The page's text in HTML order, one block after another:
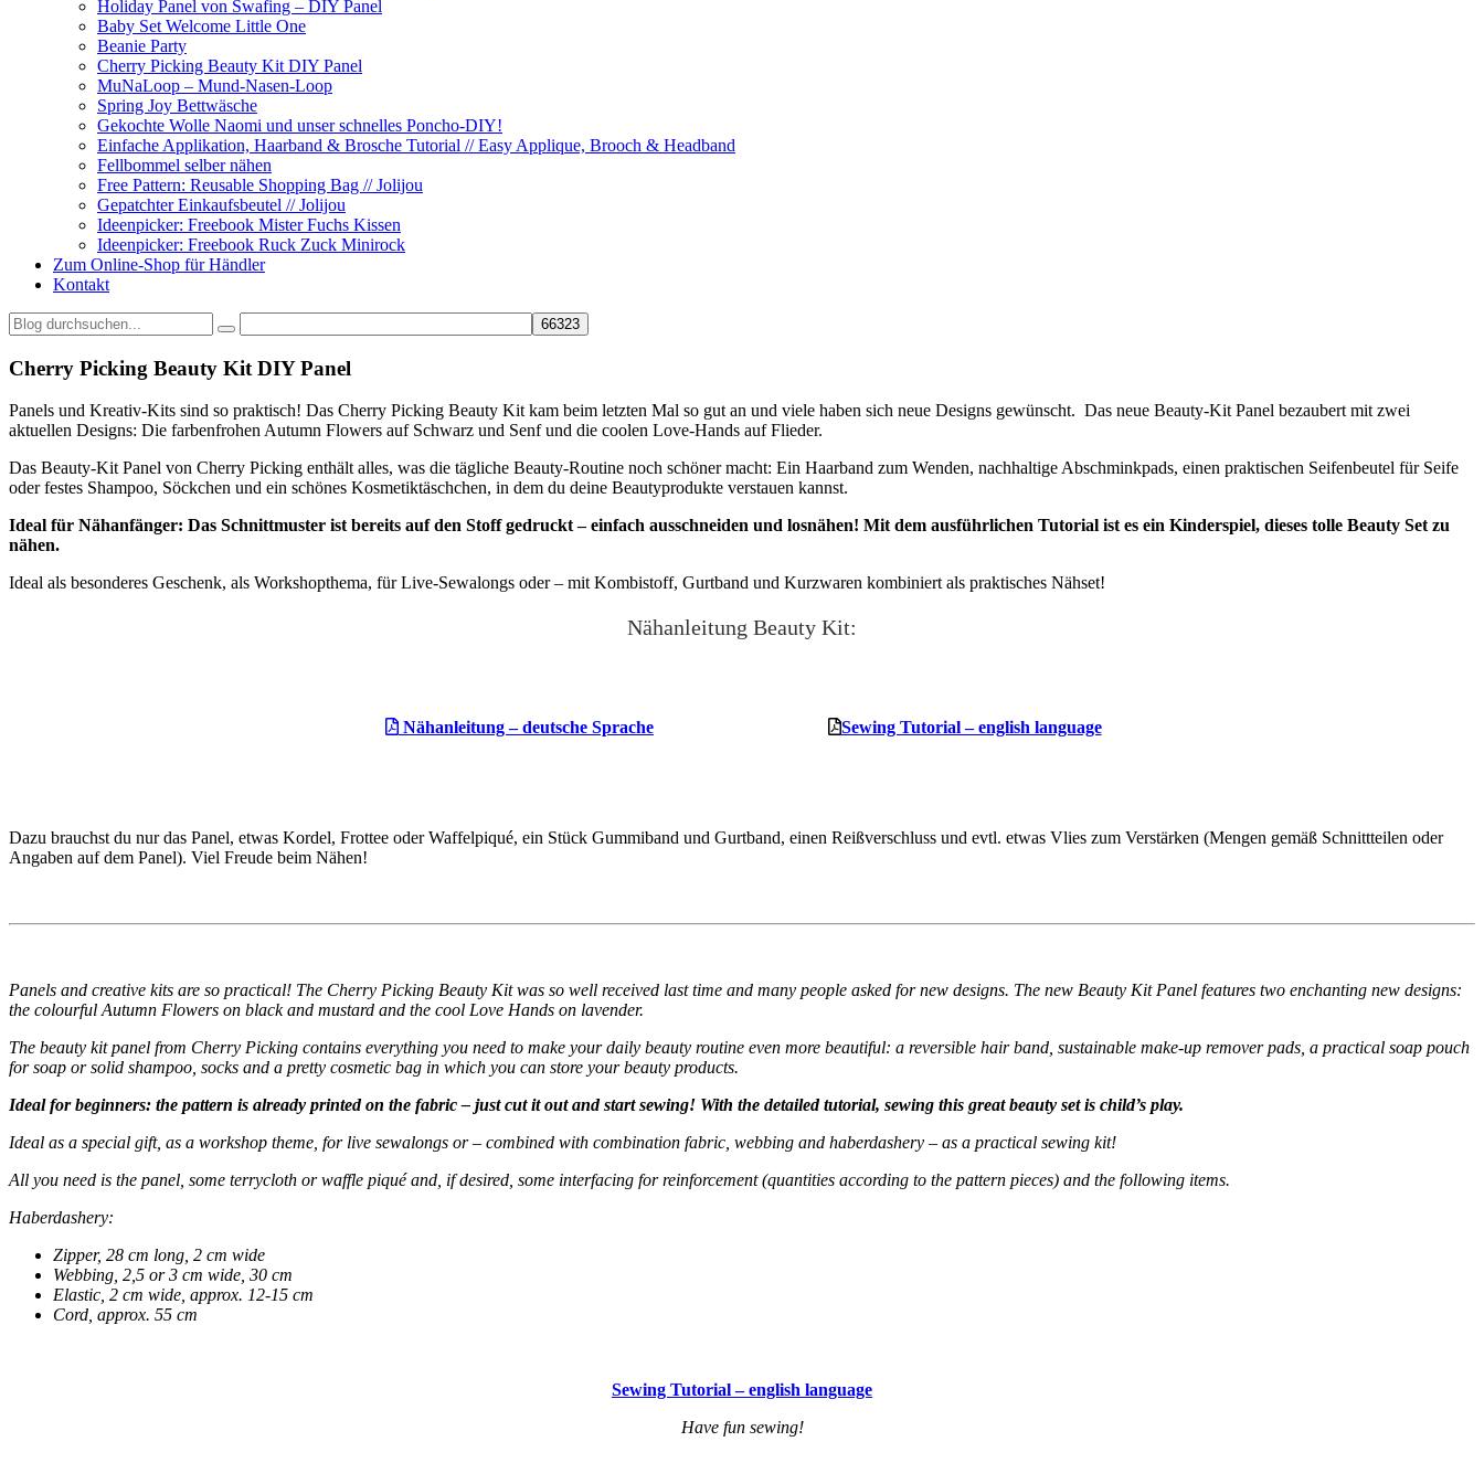
Holiday Panel von Swafing – DIY Panel
Baby Set Welcome Little One
Beanie Party
Cherry Picking Beauty Kit DIY Panel
MuNaLoop – Mund-Nasen-Loop
Spring Joy Bettwäsche
Gekochte Wolle Naomi und unser schnelles Poncho-DIY!
Einfache Applikation, Haarband & Brosche Tutorial // Easy Applique, Brooch & Headband
Fellbommel selber nähen
Free Pattern: Reusable Shopping Bag // Jolijou
Gepatchter Einkaufsbeutel // Jolijou
Ideenpicker: Freebook Mister Fuchs Kissen
Ideenpicker: Freebook Ruck Zuck Minirock
Zum Online-Shop für Händler
Kontakt
Cherry Picking Beauty Kit DIY Panel
Panels und Kreativ-Kits sind so praktisch! Das Cherry Picking Beauty Kit kam beim letzten Mal so gut an und viele haben sich neue Designs gewünscht. Das neue Beauty-Kit Panel bezaubert mit zwei
aktuellen Designs: Die farbenfrohen Autumn Flowers auf Schwarz und Senf und die coolen Love-Hands auf Flieder.
Das Beauty-Kit Panel von Cherry Picking enthält alles, was die tägliche Beauty-Routine noch schöner macht: Ein Haarband zum Wenden, nachhaltige Abschminkpads, einen praktischen Seifenbeutel für Seife
oder festes Shampoo, Söckchen und ein schönes Kosmetiktäschchen, in dem du deine Beautyprodukte verstauen kannst.
Ideal für Nähanfänger: Das Schnittmuster ist bereits auf den Stoff gedruckt – einfach ausschneiden und losnähen! Mit dem ausführlichen Tutorial ist es ein Kinderspiel, dieses tolle Beauty Set zu
nähen.
Ideal als besonderes Geschenk, als Workshopthema, für Live-Sewalongs oder – mit Kombistoff, Gurtband und Kurzwaren kombiniert als praktisches Nähset!
Nähanleitung Beauty Kit:
Nähanleitung – deutsche Sprache Sewing Tutorial – english language
Dazu brauchst du nur das Panel, etwas Kordel, Frottee oder Waffelpiqué, ein Stück Gummiband und Gurtband, einen Reißverschluss und evtl. etwas Vlies zum Verstärken (Mengen gemäß Schnittteilen oder
Angaben auf dem Panel). Viel Freude beim Nähen!
Panels and creative kits are so practical! The Cherry Picking Beauty Kit was so well received last time and many people asked for new designs. The new Beauty Kit Panel features two enchanting new designs:
the colourful Autumn Flowers on black and mustard and the cool Love Hands on lavender.
The beauty kit panel from Cherry Picking contains everything you need to make your daily beauty routine even more beautiful: a reversible hair band, sustainable make-up remover pads, a practical soap pouch
for soap or solid shampoo, socks and a pretty cosmetic bag in which you can store your beauty products.
Ideal for beginners: the pattern is already printed on the fabric – just cut it out and start sewing! With the detailed tutorial, sewing this great beauty set is child’s play.
Ideal as a special gift, as a workshop theme, for live sewalongs or – combined with combination fabric, webbing and haberdashery – as a practical sewing kit!
All you need is the panel, some terrycloth or waffle piqué and, if desired, some interfacing for reinforcement (quantities according to the pattern pieces) and the following items.
Haberdashery:
Zipper, 28 cm long, 2 cm wide
Webbing, 2,5 or 3 cm wide, 30 cm
Elastic, 2 cm wide, approx. 12-15 cm
Cord, approx. 55 cm
Sewing Tutorial – english language
Have fun sewing!